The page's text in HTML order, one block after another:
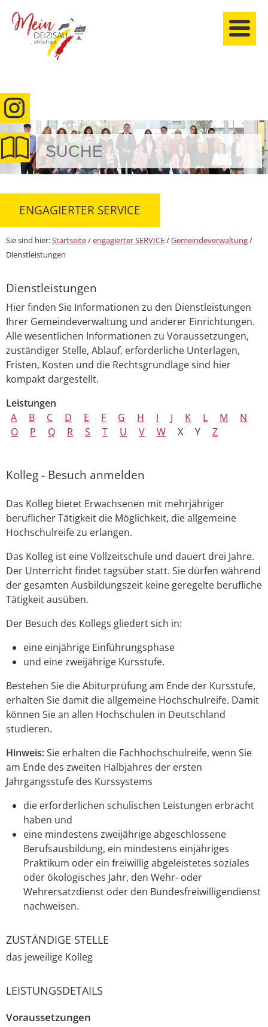
anmelden
ENGAGIERTER SERVICE
Sie sind hier:Startseite/engagierter SERVICE/Gemeindeverwaltung/
Dienstleistungen
Dienstleistungen
Hier finden Sie Informationen zu den Dienstleistungen
Ihrer Gemeindeverwaltung und anderer Einrichtungen.
Alle wesentlichen Informationen zu Voraussetzungen,
zuständiger Stelle, Ablauf, erforderliche Unterlagen,
Fristen, Kosten und die Rechtsgrundlage sind hier
kompakt dargestellt.
Leistungen
A
B C D E F G H I J K L M
N
O
P Q R S T U V W X Y Z
Kolleg - Besuch anmelden
Das Kolleg bietet Erwachsenen mit mehrjähriger
beruflicher Tätigkeit die Möglichkeit, die allgemeine
Hochschulreife zu erlangen.
Das Kolleg ist eine Vollzeitschule und dauert drei Jahre.
Der Unterricht findet tagsüber statt. Sie dürfen während
der gesamten Ausbildungszeit keine geregelte berufliche
Tätigkeit ausüben.
Der Besuch des Kollegs gliedert sich in:
eine einjährige Einführungsphase
und eine zweijährige Kursstufe.
Bestehen Sie die Abiturprüfung am Ende der Kursstufe,
erhalten Sie damit die allgemeine Hochschulreife. Damit
können Sie an allen Hochschulen in Deutschland
studieren.
Hinweis:Sie erhalten die Fachhochschulreife, wenn Sie
am Ende des zweiten Halbjahres der ersten
Jahrgangsstufe des Kurssystems
die erforderlichen schulischen Leistungen erbracht
haben und
eine mindestens zweijährige abgeschlossene
Berufsausbildung, ein mindestens einjähriges
Praktikum oder ein freiwillig abgeleistetes soziales
oder ökologisches Jahr, den Wehr- oder
Wehrersatzdienst oder den Bundesfreiwilligendienst
nachweisen.
ZUSTÄNDIGE STELLE
das jeweilige Kolleg
LEISTUNGSDETAILS
Voraussetzungen